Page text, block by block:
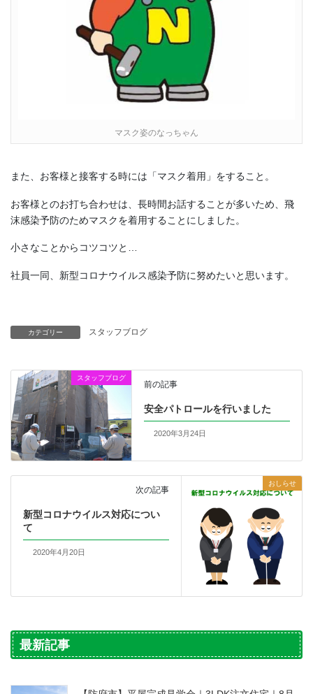
マスク姿のなっちゃん
また、お客様と接客する時には「マスク着用」をすること。
お客様とのお打ち合わせは、長時間お話することが多いため、飛
沫感染予防のためマスクを着用することにしました。
小さなことからコツコツと…
社員一同、新型コロナウイルス感染予防に努めたいと思います。
カテゴリー スタッフブログ
スタッフブログ
前の記事
安全パトロールを行いました
2020年3月24日
おしらせ
次の記事
新型コロナウイルス対応につい
て
2020年4月20日
最新記事